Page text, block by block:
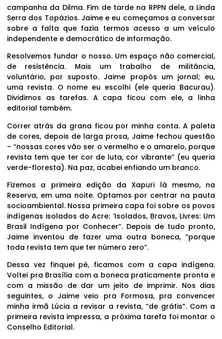
campanha da Dilma. Fim de tarde na RPPN dele, a Linda
Serra dos Topázios. Jaime e eu começamos a conversar
sobre a falta que fazia termos acesso a um veículo
independente e democrático de informação.
Resolvemos fundar o nosso. Um espaço não comercial,
de resistência. Mais um trabalho de militância,
voluntário, por suposto. Jaime propôs um jornal; eu,
uma revista. O nome eu escolhi (ele queria Bacurau).
Dividimos as tarefas. A capa ficou com ele, a linha
editorial também.
Correr atrás da grana ficou por minha conta. A paleta
de cores, depois de larga prosa, Jaime fechou questão
– “nossas cores vão ser o vermelho e o amarelo, porque
revista tem que ter cor de luta, cor vibrante” (eu queria
verde-floresta). Na paz, acabei enfiando um branco.
Fizemos a primeira edição da Xapuri lá mesmo, na
Reserva, em uma noite. Optamos por centrar na pauta
socioambiental. Nossa primeira capa foi sobre os povos
indígenas isolados do Acre: ‘Isolados, Bravos, Livres: Um
Brasil Indígena por Conhecer”. Depois de tudo pronto,
Jaime inventou de fazer uma outra boneca, “porque
toda revista tem que ter número zero”.
Dessa vez finquei pé, ficamos com a capa indígena.
Voltei pra Brasília com a boneca praticamente pronta e
com a missão de dar um jeito de imprimir. Nos dias
seguintes, o Jaime veio pra Formosa, pra convencer
minha irmã Lúcia a revisar a revista, “de grátis”. Com a
primeira revista impressa, a próxima tarefa foi montar o
Conselho Editorial.